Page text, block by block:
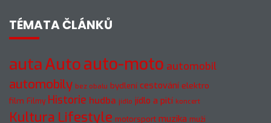
TÉMATA ČLÁNKŮ
autaAutoauto-moto automobil
automobily bez obalu bydlení cestování elektro
film Filmy Historie hudba jídlo jídlo a pití koncert
Kultura Lifestyle motorsport muzika muži